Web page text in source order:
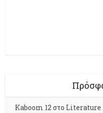
Kaboom 12 στο Literature